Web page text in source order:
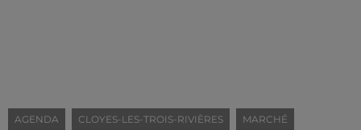
AGENDA CLOYES-LES-TROIS-RIVIÈRES MARCHÉ